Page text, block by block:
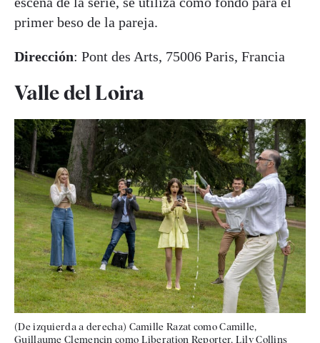
primer beso de la pareja.
Dirección: Pont des Arts, 75006 Paris, Francia
Valle del Loira
(De izquierda a derecha) Camille Razat como Camille,
Guillaume Clemencin como Liberation Reporter, Lily Collins